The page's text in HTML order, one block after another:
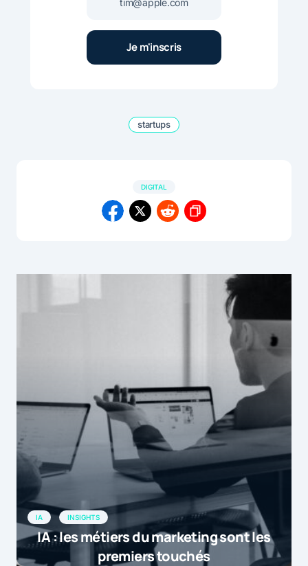
startups
DIGITAL
IA INSIGHTS
IA : les métiers du marketing sont les
premiers touchés